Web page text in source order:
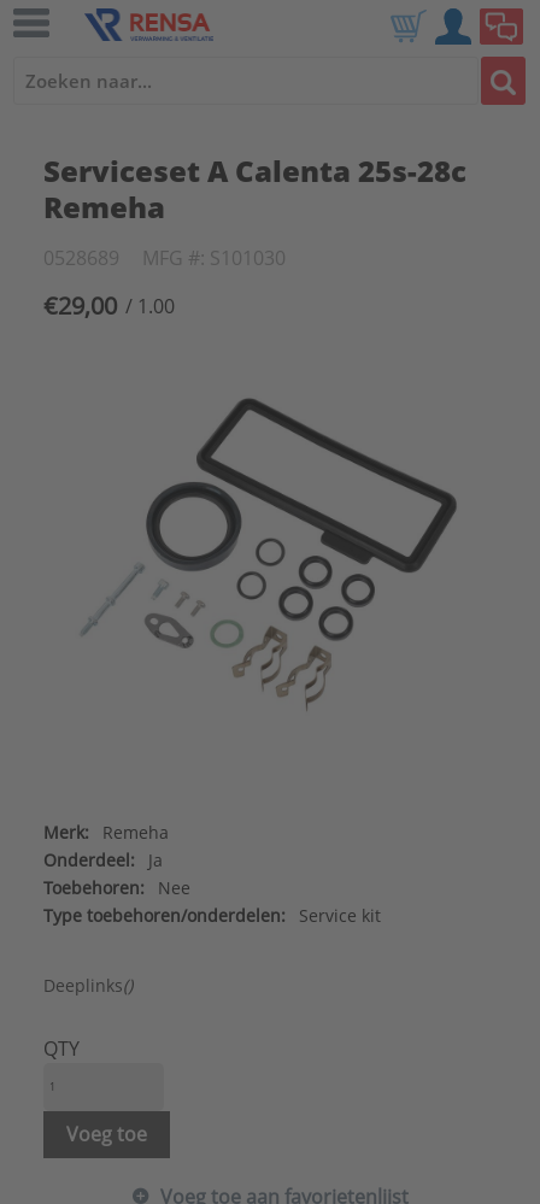
Serviceset A Calenta 25s-28c
Remeha
0528689 MFG #: S101030
€29,00 / 1.00
Merk:
Remeha
Onderdeel:
Ja
Toebehoren:
Nee
Type toebehoren/onderdelen:
Service kit
Deeplinks()
QTY
Voeg toe
Voeg toe aan favorietenlijst